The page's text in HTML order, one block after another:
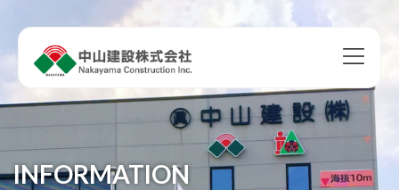
キ
ッ
に
移
INFORMATION